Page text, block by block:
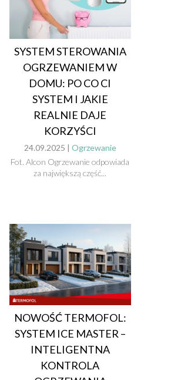
SYSTEM STEROWANIA
OGRZEWANIEM W
DOMU: PO CO CI
SYSTEM I JAKIE
REALNIE DAJE
KORZYŚCI
24.09.2025 | Ogrzewanie
Fot. Alcon Ogrzewanie odpowiada
za największą część...
NOWOŚĆ TERMOFOL:
SYSTEM ICE MASTER –
INTELIGENTNA
KONTROLA